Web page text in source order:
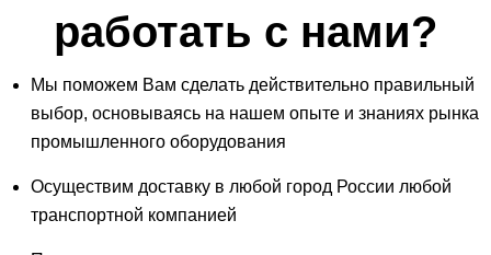
работать с нами?
Мы поможем Вам сделать действительно правильный
выбор, основываясь на нашем опыте и знаниях рынка
промышленного оборудования
Осуществим доставку в любой город России любой
транспортной компанией